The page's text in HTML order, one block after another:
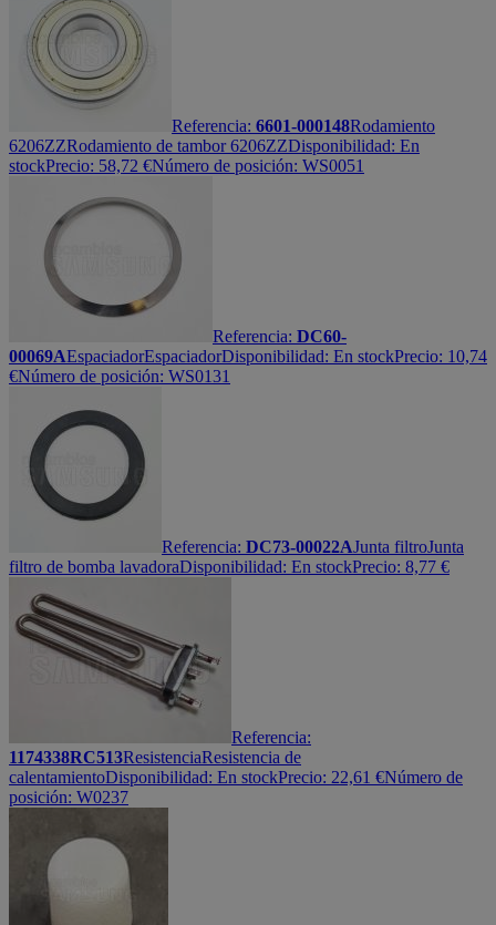
Referencia: 6601-000148Rodamiento
6206ZZRodamiento de tambor 6206ZZDisponibilidad: En
stockPrecio: 58,72 €Número de posición: WS0051
Referencia: DC60-
00069AEspaciadorEspaciadorDisponibilidad: En stockPrecio: 10,74
€Número de posición: WS0131
Referencia: DC73-00022AJunta filtroJunta
filtro de bomba lavadoraDisponibilidad: En stockPrecio: 8,77 €
Referencia:
1174338RC513ResistenciaResistencia de
calentamientoDisponibilidad: En stockPrecio: 22,61 €Número de
posición: W0237